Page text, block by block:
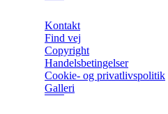
Kontakt
Find vej
Copyright
Handelsbetingelser
Cookie- og privatlivspolitik
Galleri